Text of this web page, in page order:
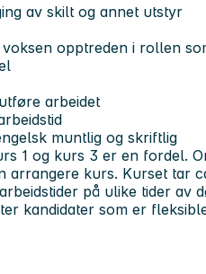
av skilt og annet utstyr
opptreden i rollen
arbeidet
muntlig og skriftlig
1 og kurs 3 er en fordel.
arrangere kurs. Kurset tar
på ulike tider av
kandidater som er